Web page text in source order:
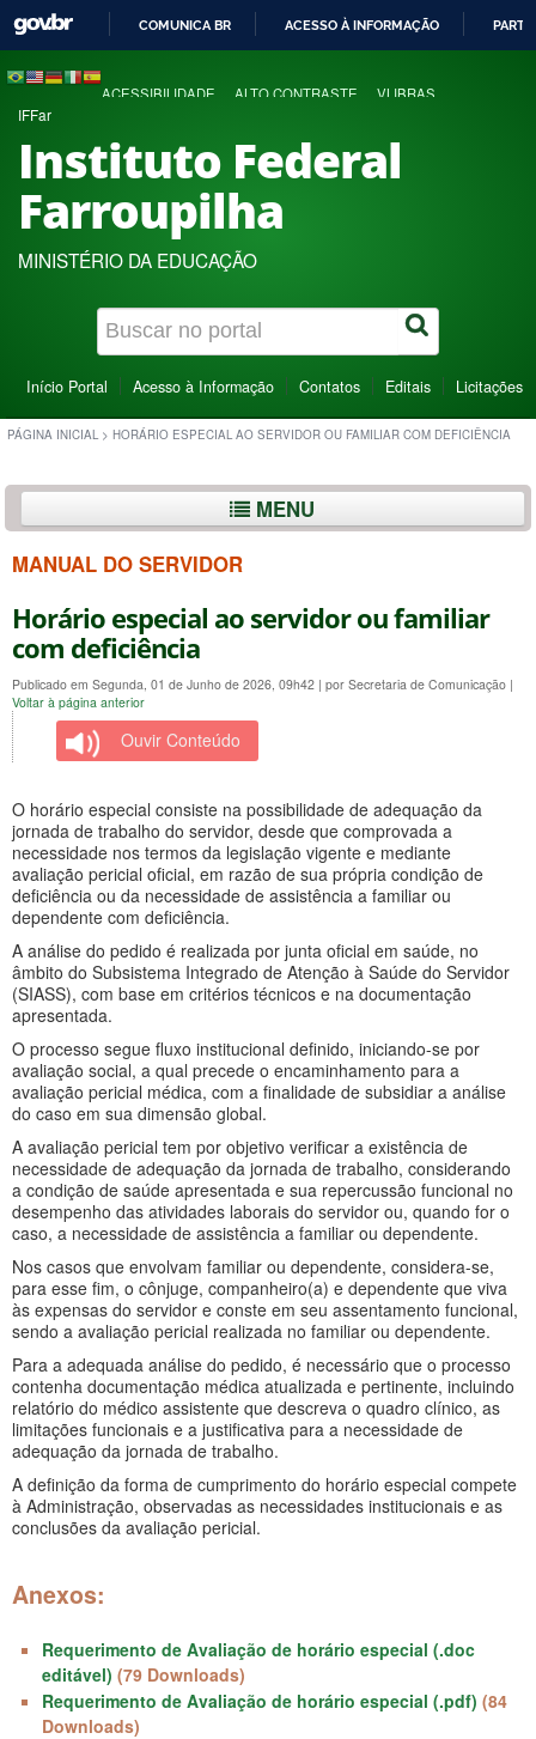
COMUNICA BR ACESSO À INFORMAÇÃO
ACESSIBILIDADE ALTO CONTRASTE VLIBRAS
IFFar
Instituto Federal
Farroupilha
MINISTÉRIO DA EDUCAÇÃO
Início Portal Acesso à Informação Contatos Editais Licitações
PÁGINA INICIAL > HORÁRIO ESPECIAL AO SERVIDOR OU FAMILIAR COM DEFICIÊNCIA
MENU
MANUAL DO SERVIDOR
Horário especial ao servidor ou familiar
com deficiência
Publicado em Segunda, 01 de Junho de 2026, 09h42 | por Secretaria de Comunicação |
Voltar à página anterior
Ouvir Conteúdo
O horário especial consiste na possibilidade de adequação da
jornada de trabalho do servidor, desde que comprovada a
necessidade nos termos da legislação vigente e mediante
avaliação pericial oficial, em razão de sua própria condição de
deficiência ou da necessidade de assistência a familiar ou
dependente com deficiência.
A análise do pedido é realizada por junta oficial em saúde, no
âmbito do Subsistema Integrado de Atenção à Saúde do Servidor
(SIASS), com base em critérios técnicos e na documentação
apresentada.
O processo segue fluxo institucional definido, iniciando-se por
avaliação social, a qual precede o encaminhamento para a
avaliação pericial médica, com a finalidade de subsidiar a análise
do caso em sua dimensão global.
A avaliação pericial tem por objetivo verificar a existência de
necessidade de adequação da jornada de trabalho, considerando
a condição de saúde apresentada e sua repercussão funcional no
desempenho das atividades laborais do servidor ou, quando for o
caso, a necessidade de assistência a familiar ou dependente.
Nos casos que envolvam familiar ou dependente, considera-se,
para esse fim, o cônjuge, companheiro(a) e dependente que viva
às expensas do servidor e conste em seu assentamento funcional,
sendo a avaliação pericial realizada no familiar ou dependente.
Para a adequada análise do pedido, é necessário que o processo
contenha documentação médica atualizada e pertinente, incluindo
relatório do médico assistente que descreva o quadro clínico, as
limitações funcionais e a justificativa para a necessidade de
adequação da jornada de trabalho.
A definição da forma de cumprimento do horário especial compete
à Administração, observadas as necessidades institucionais e as
conclusões da avaliação pericial.
Anexos:
Requerimento de Avaliação de horário especial (.doc
editável) (79 Downloads)
Requerimento de Avaliação de horário especial (.pdf) (84
Downloads)